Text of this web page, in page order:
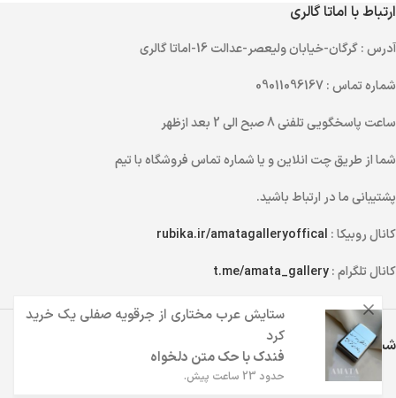
ارتباط با اماتا گالری
آدرس: گرگان-خیابان ولیعصر-عدالت 16-اماتا گالری
شماره تماس: 09011096167
ساعت پاسخگویی تلفنی
شما از طریقچت انلاینو یاشماره تماسفروشگاه با تیم
پشتیبانی ما در ارتباط باشید.
کانال روبیکا : rubika.ir/amatagalleryoffical
کانال تلگرام :t.me/amata_gallery
شبکه های اجتماعی اماتا گالری
ستایش عرب مختاری از جرقویه صفلی یک خرید
کرد
فندک با حک متن دلخواه
حدود 23 ساعت پیش.